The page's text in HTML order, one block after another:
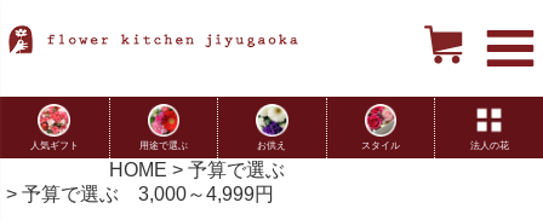
人気ギフト 用途で選ぶ お供え スタイル 法人の花
HOME
予算で選ぶ
予算で選ぶ 3,000～4,999円